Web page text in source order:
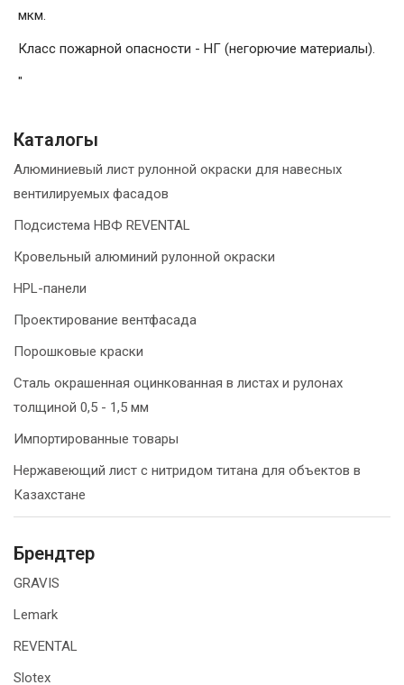
мкм.
Класс пожарной опасности - НГ (негорючие материалы).
"
Каталогы
Алюминиевый лист рулонной окраски для навесных
вентилируемых фасадов
Подсистема НВФ REVENTAL
Кровельный алюминий рулонной окраски
HPL-панели
Проектирование вентфасада
Порошковые краски
Сталь окрашенная оцинкованная в листах и рулонах
толщиной 0,5 - 1,5 мм
Импортированные товары
Нержавеющий лист с нитридом титана для объектов в
Казахстане
Брендтер
GRAVIS
Lemark
REVENTAL
Slotex